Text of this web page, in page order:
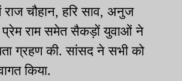
राज चौहान, हरि साव, अनुज
प्रेम राम समेत सैकड़ों युवाओं ने
ग्रहण की. सांसद ने सभी को
किया.